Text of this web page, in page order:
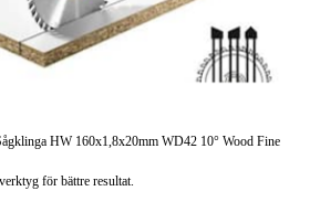
HW 160x1,8x20mm WD42 10° Wood Fine
för bättre resultat.